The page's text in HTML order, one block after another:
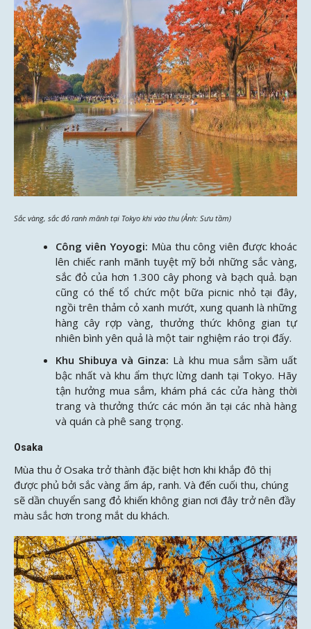
Sắc vàng, sắc đỏ ranh mãnh tại Tokyo khi vào thu (Ảnh: Sưu tầm)
Công viên Yoyogi: Mùa thu công viên được khoác
lên chiếc ranh mãnh tuyệt mỹ bởi những sắc vàng,
sắc đỏ của hơn 1.300 cây phong và bạch quả. bạn
cũng có thể tổ chức một bữa picnic nhỏ tại đây,
ngồi trên thảm cỏ xanh mướt, xung quanh là những
hàng cây rợp vàng, thưởng thức không gian tự
nhiên bình yên quả là một tair nghiệm ráo trọi đấy.
Khu Shibuya và Ginza: Là khu mua sắm sầm uất
bậc nhất và khu ẩm thực lừng danh tại Tokyo. Hãy
tận hưởng mua sắm, khám phá các cửa hàng thời
trang và thưởng thức các món ăn tại các nhà hàng
và quán cà phê sang trọng.
Osaka
Mùa thu ở Osaka trở thành đặc biệt hơn khi khắp đô thị
được phủ bởi sắc vàng ấm áp, ranh. Và đến cuối thu, chúng
sẽ dần chuyển sang đỏ khiến không gian nơi đây trở nên đầy
màu sắc hơn trong mắt du khách.